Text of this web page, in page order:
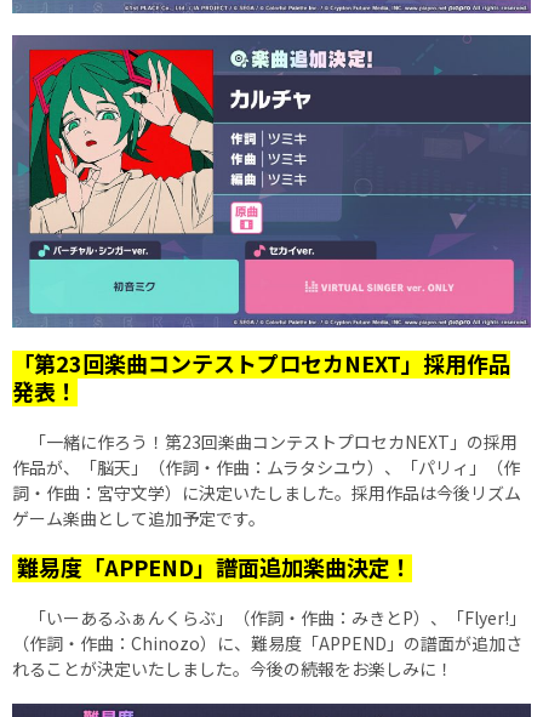
「第23回楽曲コンテストプロセカNEXT」採用作品
発表！
「一緒に作ろう！第23回楽曲コンテストプロセカNEXT」の採用
作品が、「脳天」（作詞・作曲：ムラタシユウ）、「パリィ」（作
詞・作曲：宮守文学）に決定いたしました。採用作品は今後リズム
ゲーム楽曲として追加予定です。
難易度「APPEND」譜面追加楽曲決定！
「いーあるふぁんくらぶ」（作詞・作曲：みきとP）、「Flyer!」
（作詞・作曲：Chinozo）に、難易度「APPEND」の譜面が追加さ
れることが決定いたしました。今後の続報をお楽しみに！